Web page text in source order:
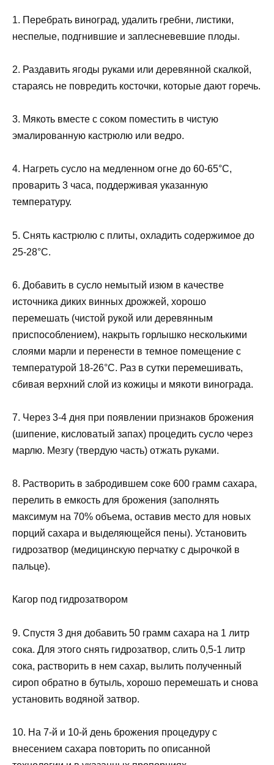
1. Перебрать виноград, удалить гребни, листики,
неспелые, подгнившие и заплесневевшие плоды.
2. Раздавить ягоды руками или деревянной скалкой,
стараясь не повредить косточки, которые дают горечь.
3. Мякоть вместе с соком поместить в чистую
эмалированную кастрюлю или ведро.
4. Нагреть сусло на медленном огне до 60-65°C,
проварить 3 часа, поддерживая указанную
температуру.
5. Снять кастрюлю с плиты, охладить содержимое до
25-28°C.
6. Добавить в сусло немытый изюм в качестве
источника диких винных дрожжей, хорошо
перемешать (чистой рукой или деревянным
приспособлением), накрыть горлышко несколькими
слоями марли и перенести в темное помещение с
температурой 18-26°C. Раз в сутки перемешивать,
сбивая верхний слой из кожицы и мякоти винограда.
7. Через 3-4 дня при появлении признаков брожения
(шипение, кисловатый запах) процедить сусло через
марлю. Мезгу (твердую часть) отжать руками.
8. Растворить в забродившем соке 600 грамм сахара,
перелить в емкость для брожения (заполнять
максимум на 70% объема, оставив место для новых
порций сахара и выделяющейся пены). Установить
гидрозатвор (медицинскую перчатку с дырочкой в
пальце).
Кагор под гидрозатвором
9. Спустя 3 дня добавить 50 грамм сахара на 1 литр
сока. Для этого снять гидрозатвор, слить 0,5-1 литр
сока, растворить в нем сахар, вылить полученный
сироп обратно в бутыль, хорошо перемешать и снова
установить водяной затвор.
10. На 7-й и 10-й день брожения процедуру с
внесением сахара повторить по описанной